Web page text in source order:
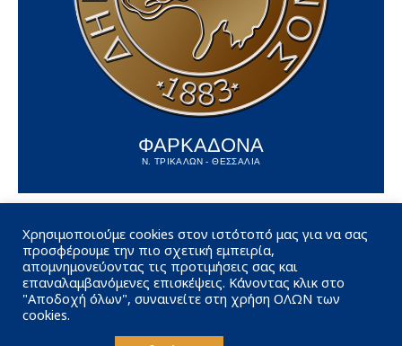
ΦΑΡΚΑΔΟΝΑ
Ν. ΤΡΙΚΑΛΩΝ - ΘΕΣΣΑΛΙΑ
Χρησιμοποιούμε cookies στον ιστότοπό μας για να σας
προσφέρουμε την πιο σχετική εμπειρία,
απομνημονεύοντας τις προτιμήσεις σας και
επαναλαμβανόμενες επισκέψεις. Κάνοντας κλικ στο
"Αποδοχή όλων", συναινείτε στη χρήση ΟΛΩΝ των
cookies.